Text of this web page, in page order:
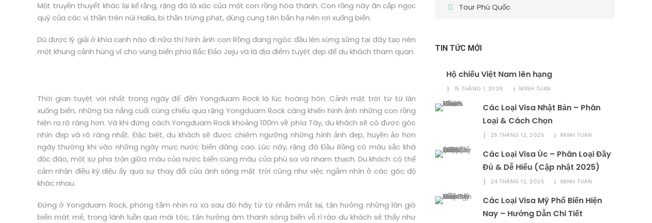
Một truyền thuyết khác lại kể rằng, rặng đá là xác của một con rồng hóa thành. Con rồng này ăn cắp ngọc
quý của các vị thần trên núi Halla, bị thần trừng phạt, dùng cung tên bắn hạ nên rơi xuống biển.
Dù được lý giải ở khía cạnh nào đi nữa thì hình ảnh con Rồng đang ngóc đầu lên sừng sững tại đây tạo nên
một khung cảnh hùng vĩ cho vùng biển phía Bắc Đảo Jeju và là địa điểm tuyệt đẹp để du khách tham quan.
Thời gian tuyệt vời nhất trong ngày để đến Yongduam Rock là lúc hoàng hôn. Cảnh mặt trời từ từ lặn
xuống biển, những tia nắng cuối cùng chiếu qua rặng Yongduam Rock càng khiến hình ảnh những con rồng
hiện ra rõ ràng hơn. Và khi đứng cách Yongduam Rock khoảng 100m về phía Tây, du khách sẽ có được góc
nhìn đẹp và rõ ràng nhất. Đặc biệt, du khách sẽ được chiêm ngưỡng những hình ảnh đẹp, huyền ảo hơn
ngày thường khi vào những ngày mực nước biển dâng cao. Lúc này, rặng đá Đầu Rồng có màu sắc khá
độc đáo, một sự pha trộn giữa màu của nước biển cùng màu của phù sa và nham thạch. Du khách có thể
cảm nhận điều kỳ diệu ấy qua sự thay đổi của ánh sáng mặt trời cũng như việc ngắm nhìn ở các góc độ
khác nhau.
Đứng ở Yongduam Rock, phóng tầm nhìn ra xa sau đó hãy từ từ nhắm mắt lại, tận hưởng những làn gió
biển mát mẻ, trong lành luồn qua mái tóc, tận hưởng âm thanh sóng biển vỗ rì rào du khách sẽ thấy như
Tour Phú Quốc
TIN TỨC MỚI
Hộ chiếu Việt Nam lên hạng
15 THÁNG 1, 2026 MINH TUAN
Các Loại Visa Nhật Bản – Phân
Loại & Cách Chọn
29 THÁNG 12, 2025 MINH TUAN
Các Loại Visa Úc – Phân Loại Đầy
Đủ & Dễ Hiểu (Cập nhật 2025)
24 THÁNG 12, 2025 MINH TUAN
Các Loại Visa Mỹ Phổ Biến Hiện
Nay – Hướng Dẫn Chi Tiết